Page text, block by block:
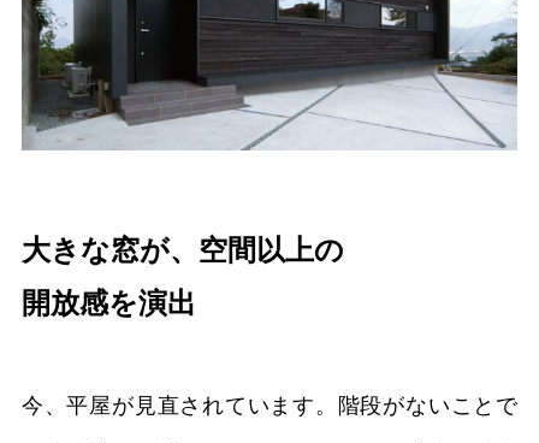
大きな窓が、空間以上の
開放感を演出
今、平屋が見直されています。階段がないことで